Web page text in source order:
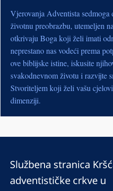
Vjerovanja Adventista sedmoga
životnu preobrazbu, utemeljen
otkrivaju Boga koji želi imati
neprestano nas vodeći prema
ove biblijske istine, iskusite
svakodnevnom životu i razvijte
Stvoriteljem koji želi vašu
dimenziji.
Službena stranica
adventističke crkve u